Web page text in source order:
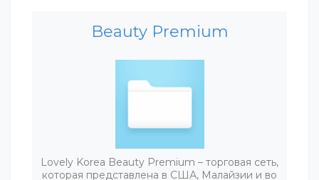
Beauty Premium
Lovely Korea Beauty Premium – торговая сеть,
которая представлена в США, Малайзии и во